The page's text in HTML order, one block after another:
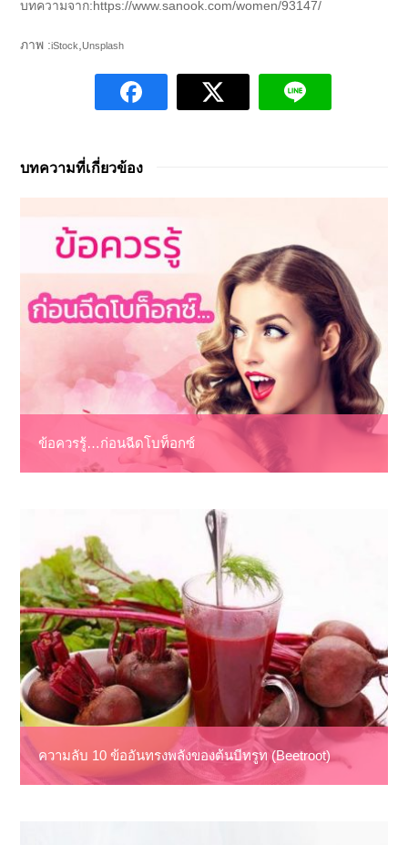
บทความจาก:https://www.sanook.com/women/93147/
ภาพ :iStock ,Unsplash
บทความที่เกี่ยวข้อง
ข้อควรรู้…ก่อนฉีดโบท็อกซ์
ความลับ 10 ข้ออันทรงพลังของต้นบีทรูท (Beetroot)